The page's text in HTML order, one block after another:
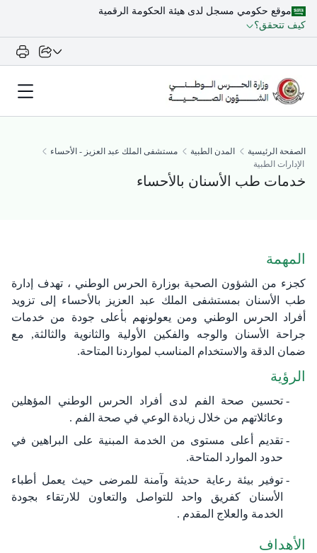
موقع حكومي مسجل لدى هيئة الحكومة الرقمية
كيف تتحقق؟
الصفحة الرئيسية المدن الطبية
مستشفى الملك عبد العزيز - الأحساء
الإدارات الطبية
خدمات طب الأسنان بالأحساء
​المهمة​​
كجزء من الشؤون الصحية بوزارة الحرس الوطني ، تهدف إدارة
طب الأسنان بمستشفى الملك عبد العزيز بالأحساء إلى تزويد
أفراد الحرس الوطني ومن يعولونهم بأعلى جودة من خدمات
جراحة الأسنان والوجه والفكين الأولية والثانوية والثالثة, مع
ضمان الدقة والاستخدام المناسب لمواردنا المتاحة.
الرؤية​
تحسين صحة الفم لدى أفراد الحرس الوطني المؤهلين
وعائلاتهم من خلال زيادة الوعي في صحة الفم .
تقديم أعلى مستوى من الخدمة المبنية على البراهين في
حدود الموارد المتاحة.
توفير بيئة رعاية حديثة وآمنة للمرضى حيث يعمل أطباء
الأسنان كفريق واحد للتواصل والتعاون للارتقاء بجودة
الخدمة والعلاج المقدم .
الأهداف​